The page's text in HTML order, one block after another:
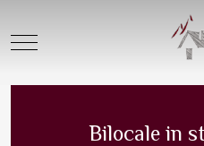
Mobile Menu ToggleAppartamento in
Bilocale in